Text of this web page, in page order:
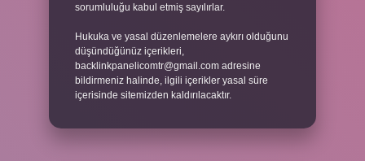
sorumluluğu kabul etmiş sayılırlar.
Hukuka ve yasal düzenlemelere aykırı olduğunu
düşündüğünüz içerikleri,
backlinkpanelicomtr@gmail.com adresine
bildirmeniz halinde, ilgili içerikler yasal süre
içerisinde sitemizden kaldırılacaktır.